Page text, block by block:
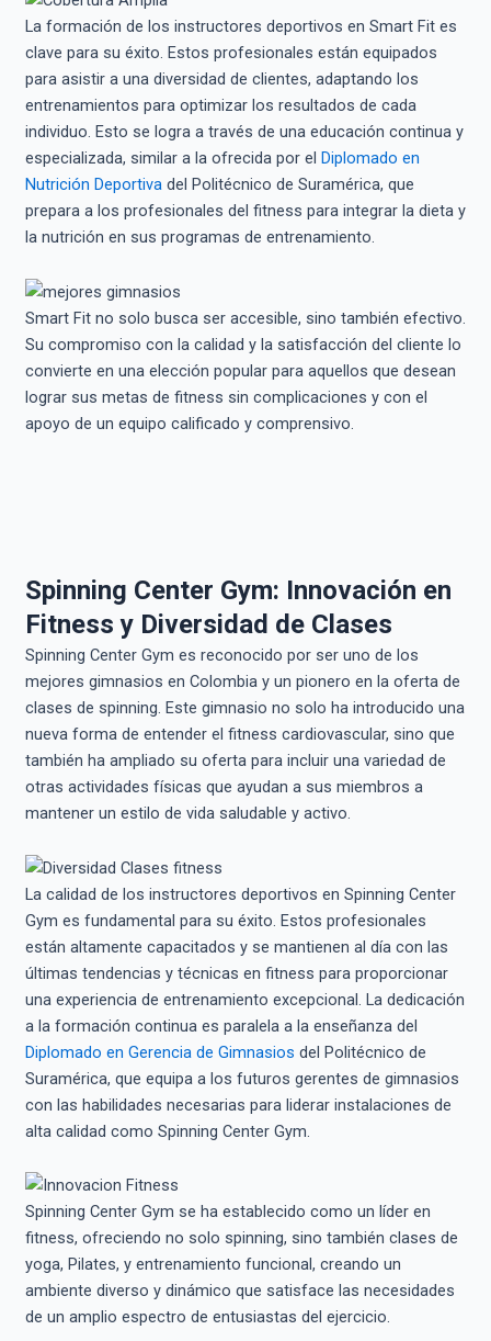
La formación de los instructores deportivos en Smart Fit es
clave para su éxito. Estos profesionales están equipados
para asistir a una diversidad de clientes, adaptando los
entrenamientos para optimizar los resultados de cada
individuo. Esto se logra a través de una educación continua y
especializada, similar a la ofrecida por el Diplomado en
Nutrición Deportivadel Politécnico de Suramérica, que
prepara a los profesionales del fitness para integrar la dieta y
la nutrición en sus programas de entrenamiento.
Smart Fit no solo busca ser accesible, sino también efectivo.
Su compromiso con la calidad y la satisfacción del cliente lo
convierte en una elección popular para aquellos que desean
lograr sus metas de fitness sin complicaciones y con el
apoyo de un equipo calificado y comprensivo.
Spinning Center Gym: Innovación en
Fitness y Diversidad de Clases
Spinning Center Gym es reconocido por ser uno de los
mejores gimnasios en Colombia y un pionero en la oferta de
clases de spinning. Este gimnasio no solo ha introducido una
nueva forma de entender el fitness cardiovascular, sino que
también ha ampliado su oferta para incluir una variedad de
otras actividades físicas que ayudan a sus miembros a
mantener un estilo de vida saludable y activo.
La calidad de los instructores deportivos en Spinning Center
Gym es fundamental para su éxito. Estos profesionales
están altamente capacitados y se mantienen al día con las
últimas tendencias y técnicas en fitness para proporcionar
una experiencia de entrenamiento excepcional. La dedicación
a la formación continua es paralela a la enseñanza del
Diplomado en Gerencia de Gimnasios del Politécnico de
Suramérica, que equipa a los futuros gerentes de gimnasios
con las habilidades necesarias para liderar instalaciones de
alta calidad como Spinning Center Gym.
Spinning Center Gym se ha establecido como un líder en
fitness, ofreciendo no solo spinning, sino también clases de
yoga, Pilates, y entrenamiento funcional, creando un
ambiente diverso y dinámico que satisface las necesidades
de un amplio espectro de entusiastas del ejercicio.